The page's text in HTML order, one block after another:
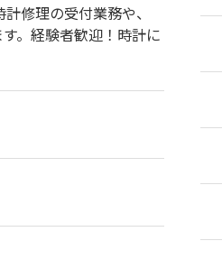
修理の受付業務や、
。経験者歓迎！時計に